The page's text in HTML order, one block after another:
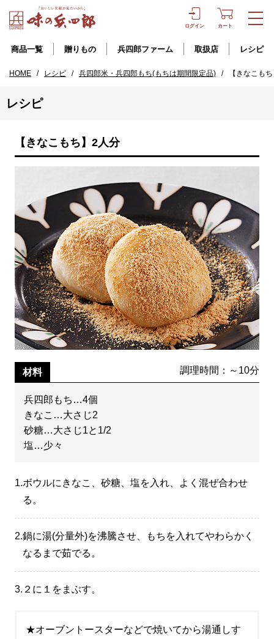
ログイン カート
商品一覧 贈りもの 兵四郎ファーム 取扱店 レシピ
HOME / レシピ / 兵四郎米・兵四郎もち(もちは期間限定品) / 【きなこも
レシピ
【きなこもち】2人分
材料 調理時間：～10分
兵四郎もち…4個
きなこ…大さじ2
砂糖…大さじ1と1/2
塩…少々
1.ボウルにきなこ、砂糖、塩を入れ、よく混ぜ合わせ
る。
2.鍋に湯(分量外)を沸騰させ、もちを入れてやわらかく
なるまで茹でる。
3. ２に１をまぶす。
★オーブントースターなどで焼いてから湯通しす